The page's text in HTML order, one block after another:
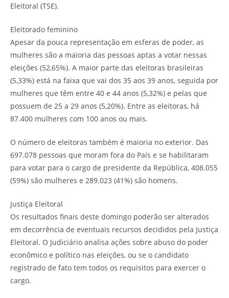
Eleitoral (TSE).
Eleitorado feminino
Apesar da pouca representação em esferas de poder, as
mulheres são a maioria das pessoas aptas a votar nessas
eleições (52,65%). A maior parte das eleitoras brasileiras
(5,33%) está na faixa que vai dos 35 aos 39 anos, seguida por
mulheres que têm entre 40 e 44 anos (5,32%) e pelas que
possuem de 25 a 29 anos (5,20%). Entre as eleitoras, há
87.400 mulheres com 100 anos ou mais.
O número de eleitoras também é maioria no exterior. Das
697.078 pessoas que moram fora do País e se habilitaram
para votar para o cargo de presidente da República, 408.055
(59%) são mulheres e 289.023 (41%) são homens.
Justiça Eleitoral
Os resultados finais deste domingo poderão ser alterados
em decorrência de eventuais recursos decididos pela Justiça
Eleitoral. O Judiciário analisa ações sobre abuso do poder
econômico e político nas eleições, ou se o candidato
registrado de fato tem todos os requisitos para exercer o
cargo.